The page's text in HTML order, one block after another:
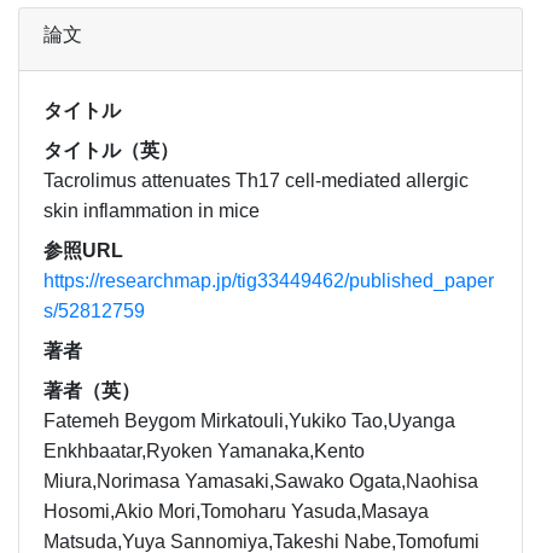
論文
タイトル
タイトル（英）
Tacrolimus attenuates Th17 cell-mediated allergic
skin inflammation in mice
参照URL
https://researchmap.jp/tig33449462/published_paper
s/52812759
著者
著者（英）
Fatemeh Beygom Mirkatouli,Yukiko Tao,Uyanga
Enkhbaatar,Ryoken Yamanaka,Kento
Miura,Norimasa Yamasaki,Sawako Ogata,Naohisa
Hosomi,Akio Mori,Tomoharu Yasuda,Masaya
Matsuda,Yuya Sannomiya,Takeshi Nabe,Tomofumi